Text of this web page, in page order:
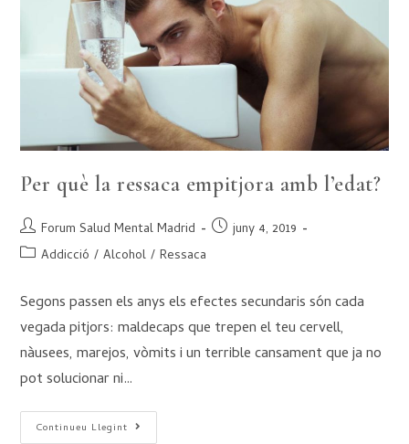
Per què la ressaca empitjora amb l’edat?
Forum Salud Mental Madrid
juny 4, 2019
Addicció / Alcohol / Ressaca
Segons passen els anys els efectes secundaris són cada
vegada pitjors: maldecaps que trepen el teu cervell,
nàusees, marejos, vòmits i un terrible cansament que ja no
pot solucionar ni…
Continueu Llegint